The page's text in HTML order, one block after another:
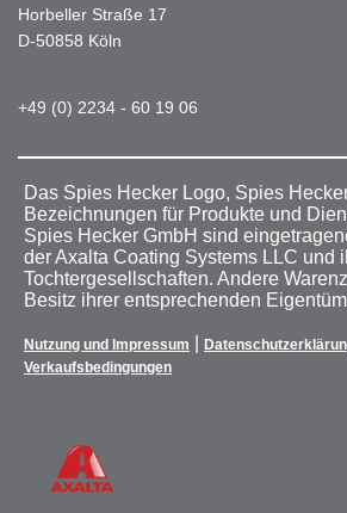
Horbeller Straße 17
D-50858 Köln
+49 (0) 2234 - 60 19 06
Das Spies Hecker Logo, Spies
Bezeichnungen für Produkte und
Spies Hecker GmbH sind
der Axalta Coating Systems LLC und
Tochtergesellschaften. Andere
Besitz ihrer entsprechenden
Nutzung und Impressum
Verkaufsbedingungen